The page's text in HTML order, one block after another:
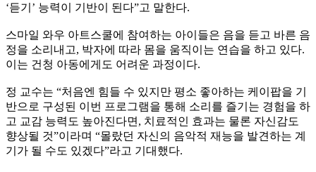
‘듣기’ 능력이 기반이 된다”고 말한다.
스마일 와우 아트스쿨에 참여하는 아이들은 음을 듣고 바른 음
정을 소리내고, 박자에 따라 몸을 움직이는 연습을 하고 있다.
이는 건청 아동에게도 어려운 과정이다.
정 교수는 “처음엔 힘들 수 있지만 평소 좋아하는 케이팝을 기
반으로 구성된 이번 프로그램을 통해 소리를 즐기는 경험을 하
고 교감 능력도 높아진다면, 치료적인 효과는 물론 자신감도
향상될 것”이라며 “몰랐던 자신의 음악적 재능을 발견하는 계
기가 될 수도 있겠다”라고 기대했다.